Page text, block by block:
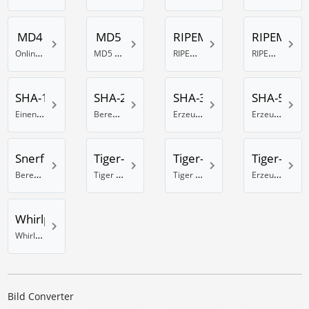
MD4
Online MD4 Generator
MD5
MD5 Hash Generator
RIPEMD-128
RIPEMD 128 Bit Hash erzeugen
RIPEMD-
RIPEMD-160 Hash Berechnung
SHA-1
Einen SHA-1 Hash generieren
SHA-256
Berechnung eines SHA-Hash mit 256 Bit
SHA-384
Erzeuge einen SHA Hash mit 384 Bits
SHA-512
Erzeuge einen SHA Hash mit 512 Bits
Snerfu
Berechnung eines Snefru Hash
Tiger-128
Tiger Hash Rechner mit 128 Bit
Tiger-160
Tiger 160 Bit Hash Rechner
Tiger-192
Erzeuge einen Tiger Hash mit 192 Bits
Whirlpool
Whirlpool online Hash Generator
Bild Converter